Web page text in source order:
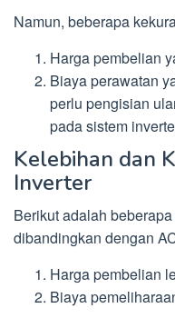
Namun, beberapa
Harga pembelian
Biaya perawatan
perlu pengisian
pada sistem
Kelebihan dan
Inverter
Berikut adalah
dibandingkan dengan
Harga pembelian
Biaya